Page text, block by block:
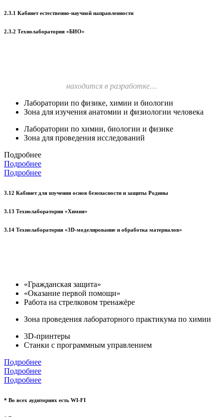
2.3.1 Кабинет естественно-научной направленности
2.3.2 Технолаборатория «БИО»
находится в разработке…
Лаборатории по физике, химии и биологии
Зона для изучения анатомии и физиологии человека
Лаборатории по химии, биологии и физике
Зона для проведения исследований
Подробнее
Подробнее
Подробнее
3.12 Кабинет для изучения основ безопасности и защиты Родины
3.13 Технолаборатория «Химия»
3.14 Технолаборатория «3D-моделирование и обработка материалов»
«Гражданская защита»
«Оказание первой помощи»
Работа на стрелковом тренажёре
Зона проведения лабораторного практикума по химии
3D-принтеры
Станки с программным управлением
Подробнее
Подробнее
Подробнее
* Во всех аудиториях есть WI-FI